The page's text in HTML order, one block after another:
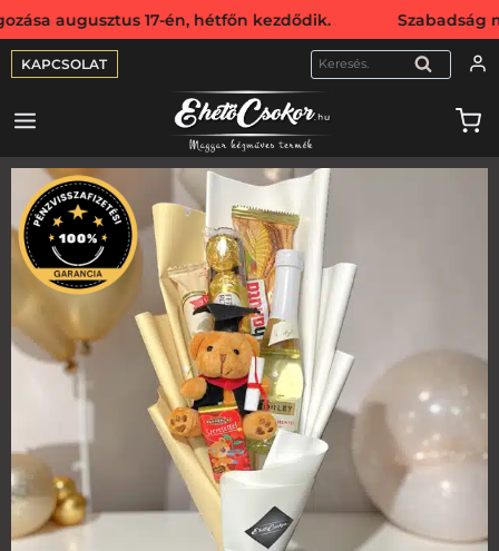
17-én, hétfőn kezdődik. Szabadság miatt
KAPCSOLAT KERESÉS